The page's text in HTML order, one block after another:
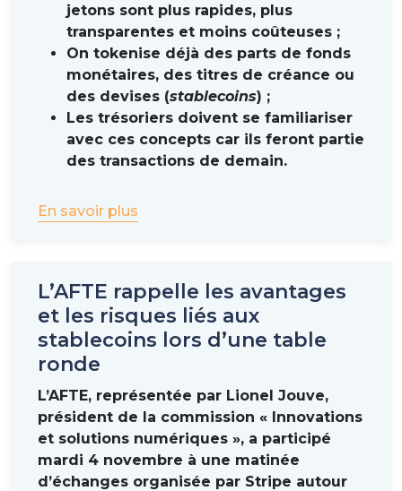
jetons sont plus rapides, plus
transparentes et moins coûteuses ;
On tokenise déjà des parts de fonds
monétaires, des titres de créance ou
des devises (stablecoins) ;
Les trésoriers doivent se familiariser
avec ces concepts car ils feront partie
des transactions de demain.
En savoir plus
L’AFTE rappelle les avantages
et les risques liés aux
stablecoins lors d’une table
ronde
L’AFTE, représentée par Lionel Jouve,
président de la commission « Innovations
et solutions numériques », a participé
mardi 4 novembre à une matinée
d’échanges organisée par Stripe autour